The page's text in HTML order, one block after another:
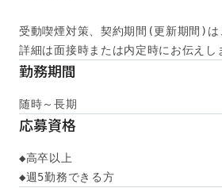
受動喫煙対策、契約期間(更新期間)
詳細は面接時または内定時にお伝えし
勤務期間
随時～長期
応募資格
◆高卒以上
◆週5勤務できる方